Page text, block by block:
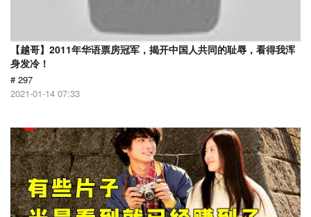
【越哥】2011年华语票房冠军，揭开中国人共同的耻辱，看得我浑
身发冷！
# 297
2021-01-14 07:33